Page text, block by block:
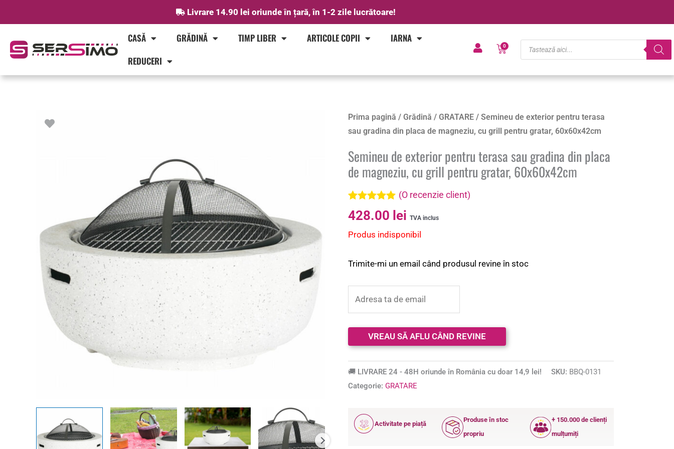
Livrare 14.90 lei oriunde în țară, în 1-2 zile lucrătoare!
CASĂ GRĂDINĂ TIMP LIBER ARTICOLE COPII
IARNA
REDUCERI
0
Cart
Products
search
Prima pagină /Grădină /GRATARE / Semineu de exterior pentru terasa
sau gradina din placa de magneziu, cu grill pentru gratar, 60x60x42cm
Semineu de exterior pentru terasa sau gradina din placa
de magneziu, cu grill pentru gratar, 60x60x42cm
Evaluat la
5.00din 5 pe
singure
(O recenzie client)
428.00 lei TVA inclus
Produs indisponibil
Trimite-mi un email când produsul revine în stoc
🚚 LIVRARE 24 - 48H oriunde în România cu doar 14,9 lei! SKU: BBQ-0131
Categorie:GRATARE
12
ANI
Activitate pe piață
Produse în stoc
propriu
+ 150.000 de clienți
mulțumiți